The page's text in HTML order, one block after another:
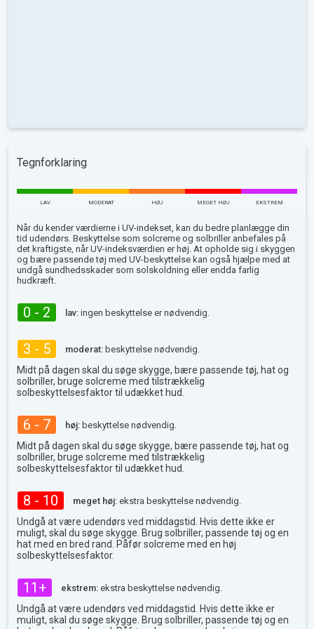
Tegnforklaring
LAV MODERAT HØJ MEGET HØJ EKSTREM
Når du kender værdierne i UV-indekset, kan du bedre planlægge din
tid udendørs. Beskyttelse som solcreme og solbriller anbefales på
det kraftigste, når UV-indeksværdien er høj. At opholde sig i skyggen
og bære passende tøj med UV-beskyttelse kan også hjælpe med at
undgå sundhedsskader som solskoldning eller endda farlig
hudkræft.
0 - 2 lav: ingen beskyttelse er nødvendig.
3 - 5 moderat: beskyttelse nødvendig.
Midt på dagen skal du søge skygge, bære passende tøj, hat og
solbriller, bruge solcreme med tilstrækkelig
solbeskyttelsesfaktor til udækket hud.
6 - 7 høj: beskyttelse nødvendig.
Midt på dagen skal du søge skygge, bære passende tøj, hat og
solbriller, bruge solcreme med tilstrækkelig
solbeskyttelsesfaktor til udækket hud.
8 - 10 meget høj: ekstra beskyttelse nødvendig.
Undgå at være udendørs ved middagstid. Hvis dette ikke er
muligt, skal du søge skygge. Brug solbriller, passende tøj og en
hat med en bred rand. Påfør solcreme med en høj
solbeskyttelsesfaktor.
11+ ekstrem: ekstra beskyttelse nødvendig.
Undgå at være udendørs ved middagstid. Hvis dette ikke er
muligt, skal du søge skygge. Brug solbriller, passende tøj og en